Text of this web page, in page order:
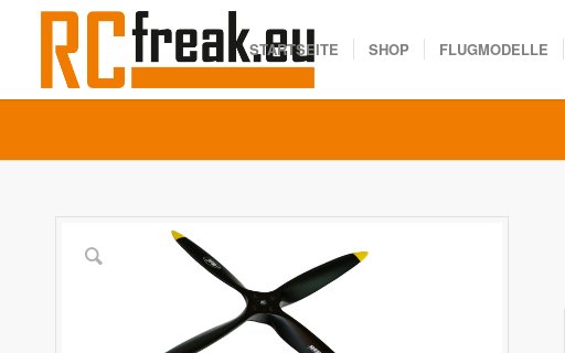
STARTSEITE SHOP FLUGMODELLE